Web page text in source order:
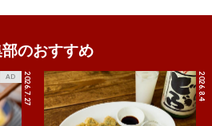
のおすすめ
2026.7.27
AD 2026.8.4